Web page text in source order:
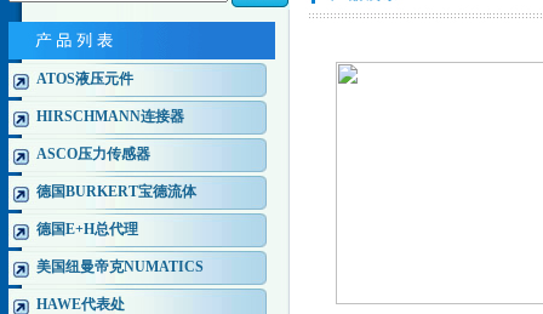
ATOS液压元件
HIRSCHMANN连接器
ASCO压力传感器
德国BURKERT宝德流体
德国E+H总代理
美国纽曼帝克NUMATICS
HAWE代表处